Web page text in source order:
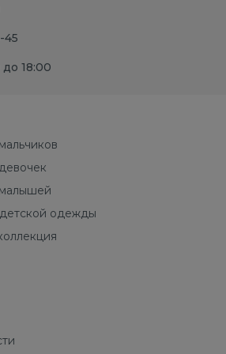
45
18:00
одежды